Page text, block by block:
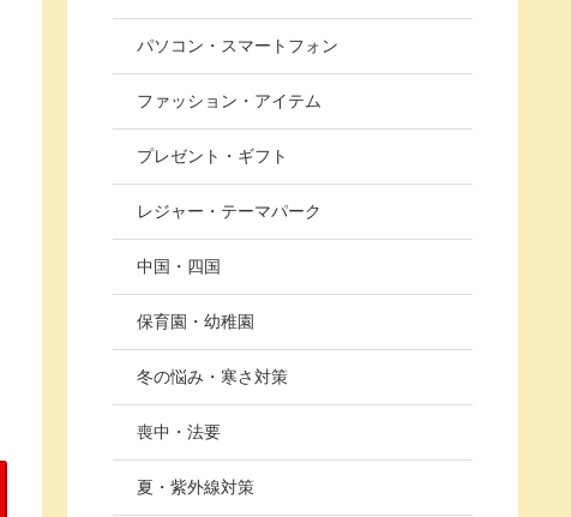
パソコン・スマートフォン
ファッション・アイテム
プレゼント・ギフト
レジャー・テーマパーク
中国・四国
保育園・幼稚園
冬の悩み・寒さ対策
喪中・法要
夏・紫外線対策